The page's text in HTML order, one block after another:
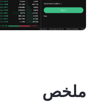
ملخص